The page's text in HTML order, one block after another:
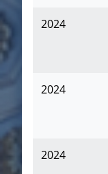
2024
2024
2024